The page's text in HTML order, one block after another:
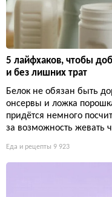
5 лайфхаков, чтобы
и без лишних трат
Белок не обязан быть
онсервы и ложка
придётся немного
за возможность жевать
Еда и рецепты 9 923